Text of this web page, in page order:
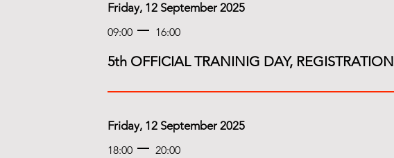
Friday, 12 September 2025
09:00 16:00
5th OFFICIAL TRANINIG DAY, REGISTRATION
Friday, 12 September 2025
18:00 20:00